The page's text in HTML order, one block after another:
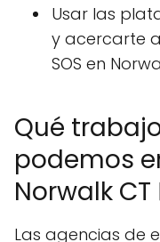
Usar las
y acercarte
SOS en
Qué
podemos
Norwalk CT
Las agencias de